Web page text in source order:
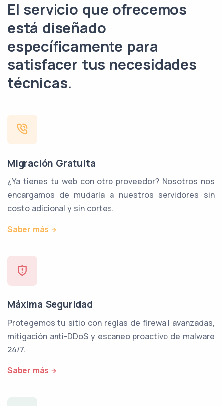
El servicio que ofrecemos
está diseñado
específicamente para
satisfacer tus necesidades
técnicas.
Migración Gratuita
¿Ya tienes tu web con otro proveedor? Nosotros nos
encargamos de mudarla a nuestros servidores sin
costo adicional y sin cortes.
Saber más
Máxima Seguridad
Protegemos tu sitio con reglas de firewall avanzadas,
mitigación anti-DDoS y escaneo proactivo de malware
24/7.
Saber más